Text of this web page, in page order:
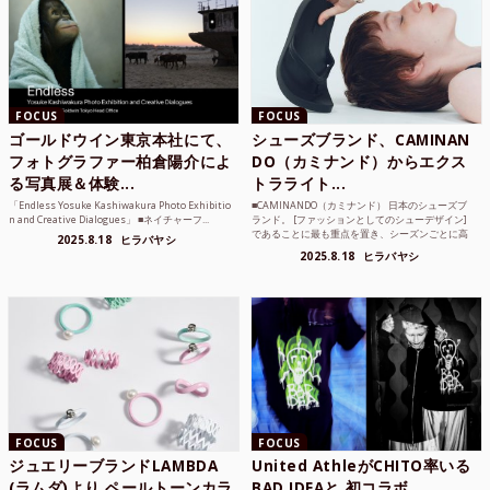
FOCUS
ゴールドウイン東京本社にて、
フォトグラファー柏倉陽介によ
る写真展＆体験...
「Endless Yosuke Kashiwakura Photo Exhibitio
n and Creative Dialogues」 ■ネイチャーフ...
2025.8.18 ヒラバヤシ
FOCUS
シューズブランド、CAMINAN
DO（カミナンド）からエクス
トラライト...
■CAMINANDO（カミナンド） 日本のシューズブ
ランド。 [ファッションとしてのシューデザイン]
であることに最も重点を置き、シーズンごとに高
2025.8.18 ヒラバヤシ
FOCUS
ジュエリーブランドLAMBDA
FOCUS
United AthleがCHITO率いる